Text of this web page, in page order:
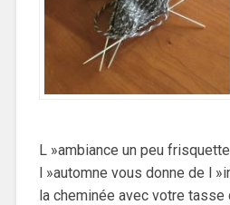
L »ambiance un peu
l »automne vous donne de l
la cheminée avec votre tasse